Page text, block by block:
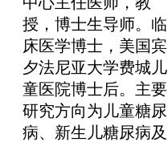
授，博士生导师。临
床医学博士，美国宾
夕法尼亚大学费城儿
童医院博士后。主要
研究方向为儿童糖尿
病、新生儿糖尿病及